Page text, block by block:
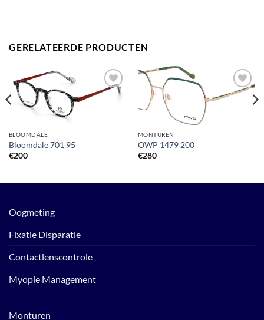
GERELATEERDE PRODUCTEN
Toevoegen
BLOOMDALE
Bloomdale 701 95
€200
Toevoegen
MONTUREN
OWP 1479 200
€280
Oogmeting
Fixatie Disparatie
Contactlenscontrole
Myopie Management
Monturen